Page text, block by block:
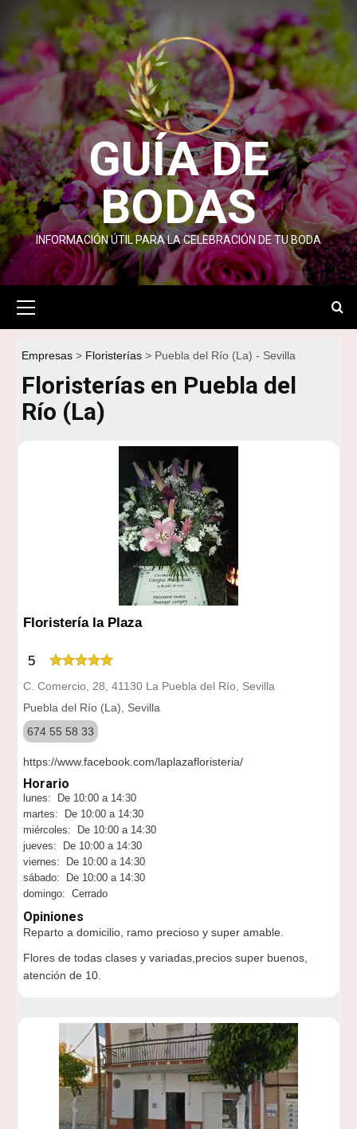
Saltar
contenido
GUÍA DE
BODAS
INFORMACIÓN ÚTIL PARA LA CELEBRACIÓN DE TU BODA
primario
Empresas Floristerías Puebla del Río (La) - Sevilla
Floristerías en Puebla del
Río (La)
Floristería la Plaza
5
C. Comercio, 28, 41130 La Puebla del Río, Sevilla
Puebla del Río (La), Sevilla
674 55 58 33
https://www.facebook.com/laplazafloristeria/
Horario
lunes: De 10:00 a 14:30
martes: De 10:00 a 14:30
miércoles: De 10:00 a 14:30
jueves: De 10:00 a 14:30
viernes: De 10:00 a 14:30
sábado: De 10:00 a 14:30
domingo: Cerrado
Opiniones
Reparto a domicilio, ramo precioso y super amable.
Flores de todas clases y variadas,precios super buenos,
atención de 10.